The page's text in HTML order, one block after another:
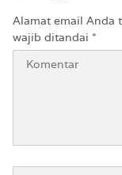
Alamat email Anda
wajib ditandai *